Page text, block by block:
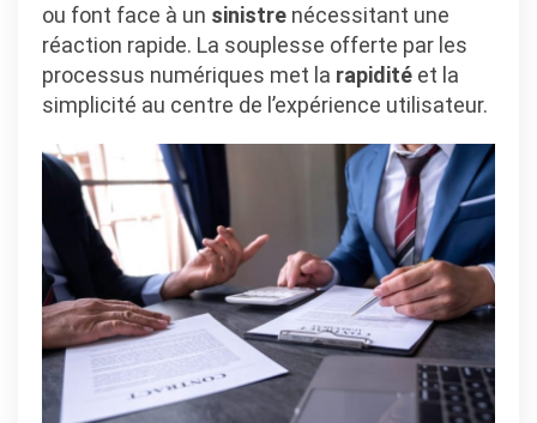
ou font face à un sinistre nécessitant une
réaction rapide. La souplesse offerte par les
processus numériques met la rapidité et la
simplicité au centre de l’expérience utilisateur.